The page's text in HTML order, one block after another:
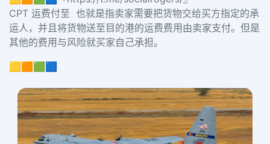
CPT 运费付至 也就是指卖家需要把货物交给买方指定的承
运人，并且将货物送至目的港的运费费用由卖家支付。但是
其他的费用与风险就买家自己承担。
🟨🟧🟩🟦